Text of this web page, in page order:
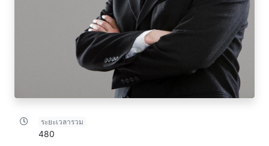
ระยะเวลารวม
480